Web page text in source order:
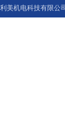
美机电科技有限